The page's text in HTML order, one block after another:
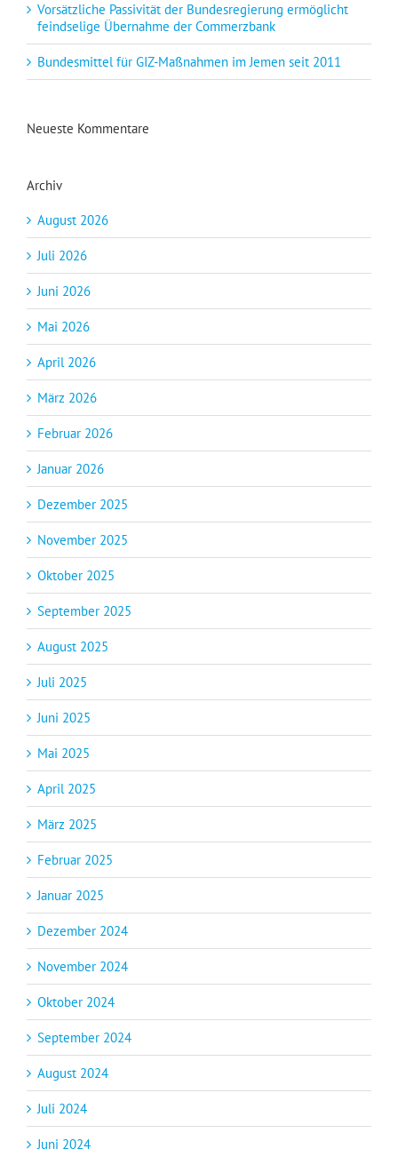
Vorsätzliche Passivität der Bundesregierung ermöglicht
feindselige Übernahme der Commerzbank
Bundesmittel für GIZ-Maßnahmen im Jemen seit 2011
Neueste Kommentare
Archiv
August 2026
Juli 2026
Juni 2026
Mai 2026
April 2026
März 2026
Februar 2026
Januar 2026
Dezember 2025
November 2025
Oktober 2025
September 2025
August 2025
Juli 2025
Juni 2025
Mai 2025
April 2025
März 2025
Februar 2025
Januar 2025
Dezember 2024
November 2024
Oktober 2024
September 2024
August 2024
Juli 2024
Juni 2024